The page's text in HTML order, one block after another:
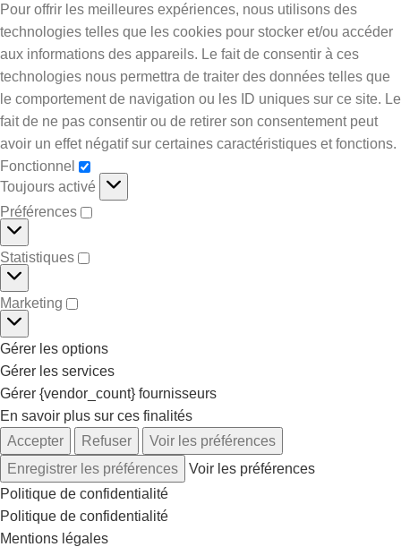
Pour offrir les meilleures expériences, nous utilisons des
technologies telles que les cookies pour stocker et/ou accéder
aux informations des appareils. Le fait de consentir à ces
technologies nous permettra de traiter des données telles que
le comportement de navigation ou les ID uniques sur ce site. Le
fait de ne pas consentir ou de retirer son consentement peut
avoir un effet négatif sur certaines caractéristiques et fonctions.
Fonctionnel
Toujours activé
Préférences
Statistiques
Marketing
Gérer les options
Gérer les services
Gérer {vendor_count} fournisseurs
En savoir plus sur ces finalités
Accepter
Refuser
Voir les préférences
Enregistrer les préférences
Voir les préférences
Politique de confidentialité
Politique de confidentialité
Mentions légales